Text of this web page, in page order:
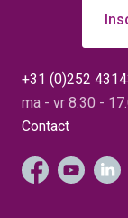
+31 (0)252
ma - vr 8.30 -
Contact